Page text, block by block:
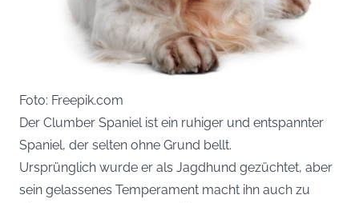
Foto: Freepik.com
Der Clumber Spaniel ist ein ruhiger und entspannter
Spaniel, der selten ohne Grund bellt.
Ursprünglich wurde er als Jagdhund gezüchtet, aber
sein gelassenes Temperament macht ihn auch zu